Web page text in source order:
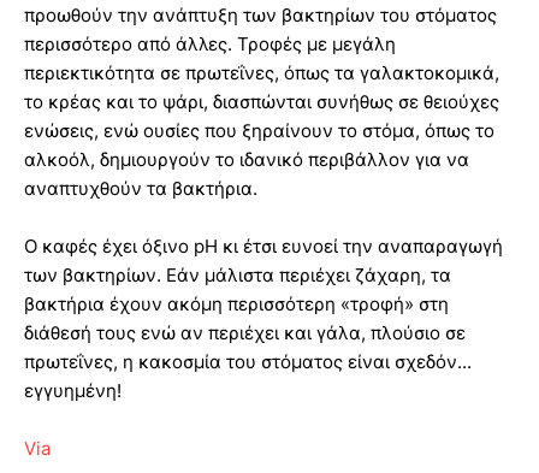
προωθούν την ανάπτυξη των βακτηρίων του στόματος
περισσότερο από άλλες. Τροφές με μεγάλη
περιεκτικότητα σε πρωτεΐνες, όπως τα γαλακτοκομικά,
το κρέας και το ψάρι, διασπώνται συνήθως σε θειούχες
ενώσεις, ενώ ουσίες που ξηραίνουν το στόμα, όπως το
αλκοόλ, δημιουργούν το ιδανικό περιβάλλον για να
αναπτυχθούν τα βακτήρια.
Ο καφές έχει όξινο pH κι έτσι ευνοεί την αναπαραγωγή
των βακτηρίων. Εάν μάλιστα περιέχει ζάχαρη, τα
βακτήρια έχουν ακόμη περισσότερη «τροφή» στη
διάθεσή τους ενώ αν περιέχει και γάλα, πλούσιο σε
πρωτεΐνες, η κακοσμία του στόματος είναι σχεδόν...
εγγυημένη!
Via